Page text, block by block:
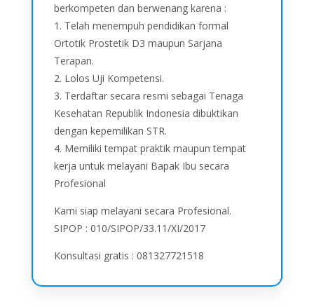
berkompeten dan berwenang karena :
1. Telah menempuh pendidikan formal
Ortotik Prostetik D3 maupun Sarjana
Terapan.
2. Lolos Uji Kompetensi.
3. Terdaftar secara resmi sebagai Tenaga
Kesehatan Republik Indonesia dibuktikan
dengan kepemilikan STR.
4. Memiliki tempat praktik maupun tempat
kerja untuk melayani Bapak Ibu secara
Profesional
Kami siap melayani secara Profesional.
SIPOP : 010/SIPOP/33.11/XI/2017
Konsultasi gratis : 081327721518